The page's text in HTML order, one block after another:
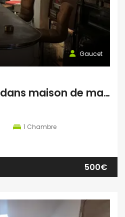
Gaucet
Studio étudiant dans maison de maître – Parc de la Boverie (Liège)
1 Chambre
500€